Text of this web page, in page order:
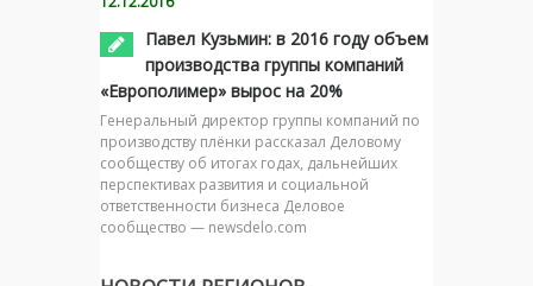
Павел Кузьмин: в 2016 году объем
производства группы компаний
«Европолимер» вырос на 20%
Генеральный директор группы компаний по
производству плёнки рассказал Деловому
сообществу об итогах годах, дальнейших
перспективах развития и социальной
ответственности бизнеса Деловое
сообщество — newsdelo.com